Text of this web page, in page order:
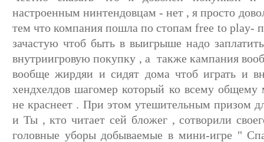
настроенным нинтендовцам - нет , я просто
тем что компания пошла по стопам free to play-
зачастую чтоб быть в выигрыше надо
внутриигровую покупку , а также кампания
вообще жирдяи и сидят дома чтоб играть и
хендхелдов шагомер который ко всему
не краснеет . При этом утешительным призом
и Ты , кто читает сей бложег , сотворили
головные уборы добываемые в мини-игре "